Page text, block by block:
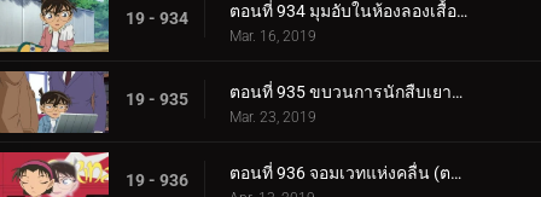
19 - 934 ตอนที่ 934 มุมอับในห้องลองเสื้อ (ตอนจบ)
Mar. 16, 2019
19 - 935 ตอนที่ 935 ขบวนการนักสืบเยาวชนกับคฤหาสน์ผีสิง
Mar. 23, 2019
19 - 936 ตอนที่ 936 จอมเวทแห่งคลื่น (ตอนแรก)